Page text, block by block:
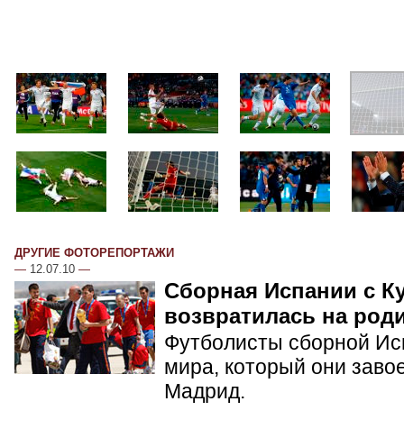
ДРУГИЕ ФОТОРЕПОРТАЖИ
— 12.07.10 —
Сборная Испании с
возвратилась на
Футболисты сборной
мира, который они
Мадрид.